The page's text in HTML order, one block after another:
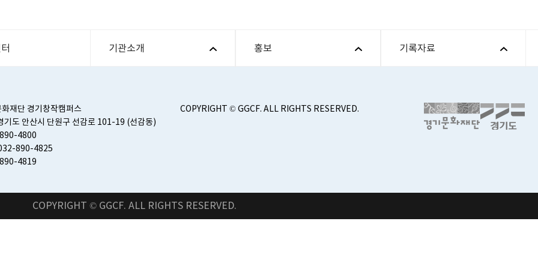
기관소개 홍보 기록자료
재단 경기창작캠퍼스
도 안산시 단원구 선감로 101-19 (선감동)
4800
890-4825
4819
COPYRIGHT © GGCF. ALL RIGHTS RESERVED.
COPYRIGHT © GGCF. ALL RIGHTS RESERVED.